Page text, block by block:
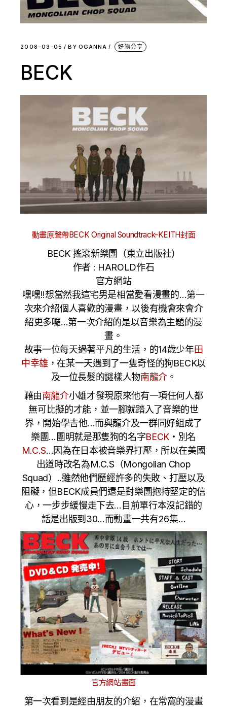
2008-03-05 BY OGANNA 好物分享
BECK
動畫原聲帶BECK Original Soundtrack-KEITH封面
BECK 搖滾新樂團（東立出版社）
作者 : HAROLD作石
官方網站
嘿嘿!!想當然我這宅男是相當愛看漫畫的…第一
次來介紹個人喜歡的漫畫，以後有機會來會介
紹更多囉…第一次介紹的是以音樂為主題的漫
畫。
故事一位每天過著平凡的生活，的14歲少年田
中幸雄 ，在某一天遇到了一隻奇怪的狗BECK以
及一位長髮的謎樣人物南龍介。
藉由南龍介小雄才發現原來他有一項任何人都
無可比擬的才能，並一腳就踏入了音樂的世
界，開始學吉他…而與龍介及一群同好組成了
樂團…團明就是那隻狗的名字BECK・別名
M.C.S…因為在日本被音樂界打壓，所以在美國
出道時改名為M.C.S（Mongolian Chop
Squad）..雖然他們歷經許多的失敗、打壓以及
阻礙，但BECK成員們還是對樂團抱持堅定的信
心，一步步緩慢走下去…目前單行本沒記錯的
話是出版到30…而動畫一共有26集…
官方網站畫面
第一次看到是經由朋友的介紹，在常窩的漫畫